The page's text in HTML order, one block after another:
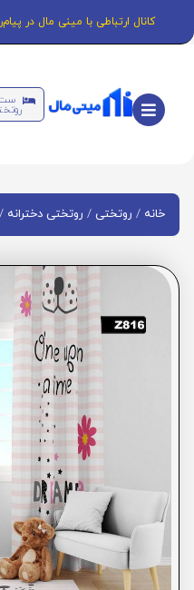
کانال ارتباطی با مینی مال در پیام‌رسان
خانه / روتختی / روتختی دخترانه